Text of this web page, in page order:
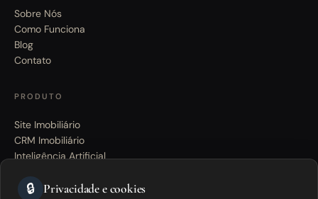
Sobre Nós
Como Funciona
Blog
Contato
PRODUTO
Site Imobiliário
CRM Imobiliário
Inteligência Artificial
Planos e Preços
🔒 Privacidade e cookies